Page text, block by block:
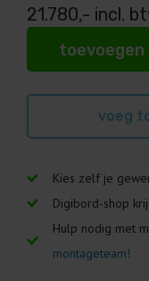
21.780,- incl.
toevoegen
voeg
Kies zelf je
Digibord-shop
Hulp nodig met
montageteam!